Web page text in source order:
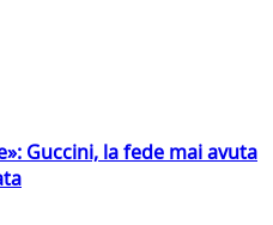
Guccini, la fede mai avuta